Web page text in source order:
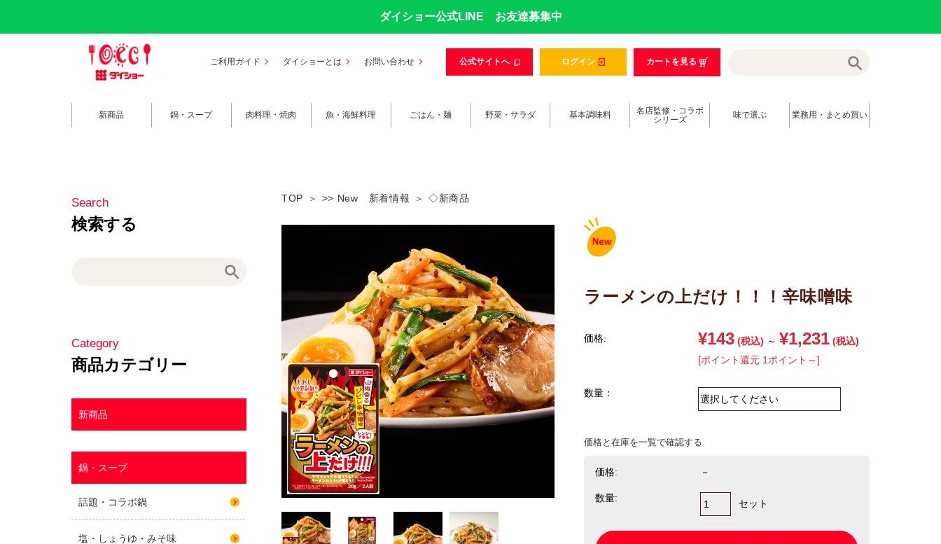
ダイショー公式LINE お友達募集中
ご利用ガイド ダイショーとは お問い合わせ 公式サイトへ ログイン カートを見る
新商品 鍋・スープ 肉料理・焼肉 魚・海鮮料理 ごはん・麺 野菜・サラダ 基本調味料
名店監修・コラボ
シリーズ
味で選ぶ 業務用・まとめ買い
TOP >> New 新着情報 ◇新商品
ラーメンの上だけ！！！辛味噌味
価格: ¥143 (税込) ～ ¥1,231 (税込)
[ポイント還元 1ポイント～]
数量：
価格と在庫を一覧で確認する
価格: －
数量: セット